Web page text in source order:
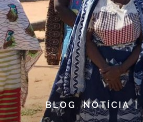
BLOG ,NOTÍCIA